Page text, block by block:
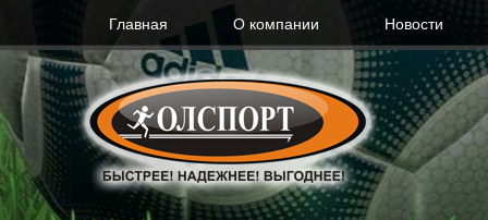
Главная О компании Новости